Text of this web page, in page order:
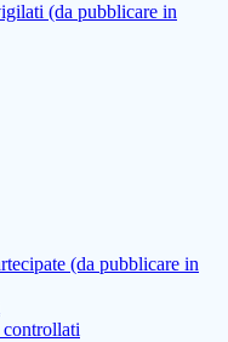
(da pubblicare in
(da pubblicare in